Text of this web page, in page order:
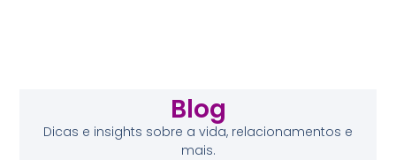
Blog
Dicas e insights sobre a vida, relacionamentos e
mais.